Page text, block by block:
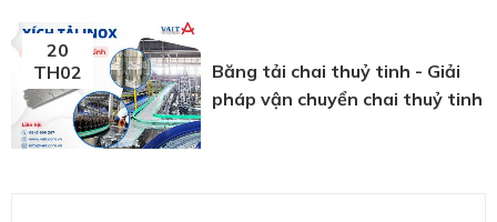
20
TH02
Băng tải chai thuỷ tinh - Giải
pháp vận chuyển chai thuỷ tinh